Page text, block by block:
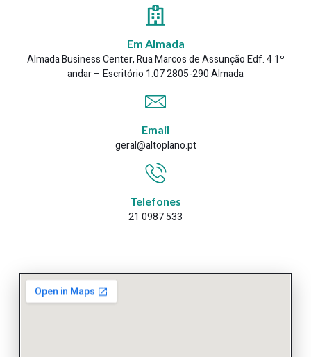
Em Almada
Almada Business Center, Rua Marcos de Assunção Edf. 4 1º
andar – Escritório 1.07 2805-290 Almada
Email
geral@altoplano.pt
Telefones
21 0987 533